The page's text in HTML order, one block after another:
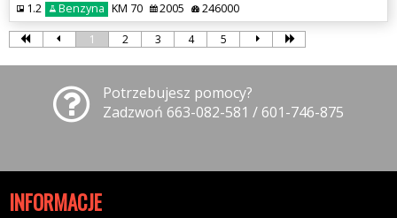
1.2 Benzyna KM 70 2005 246000
1 2 3 4 5
Potrzebujesz pomocy?
Zadzwoń 663-082-581 / 601-746-875
INFORMACJE